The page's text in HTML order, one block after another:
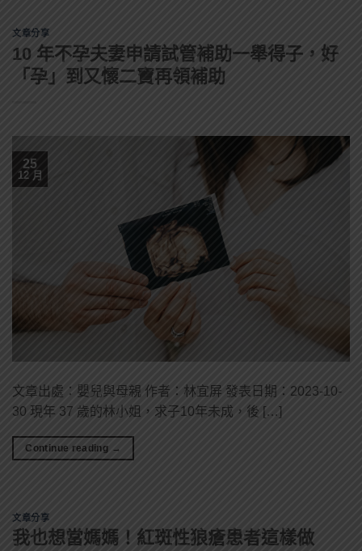
文章分享
10 年不孕夫妻申請試管補助一舉得子，好
「孕」到又懷二寶再領補助
25
12 月
文章出處：嬰兒與母親 作者：林宜屏 發表日期：2023-10-
30 現年 37 歲的林小姐，求子10年未成，後 […]
Continue reading →
文章分享
我也想當媽媽！紅斑性狼瘡患者這樣做